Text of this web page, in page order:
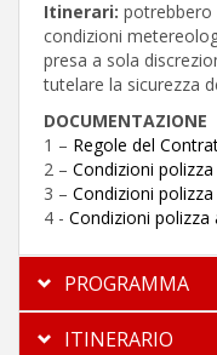
Itinerari: potrebbero
condizioni
presa a sola
tutelare la sicurezza
DOCUMENTAZIONE
1 – Regole del
2 – Condizioni
3 – Condizioni
4 - Condizioni polizza
PROGRAMMA
ITINERARIO